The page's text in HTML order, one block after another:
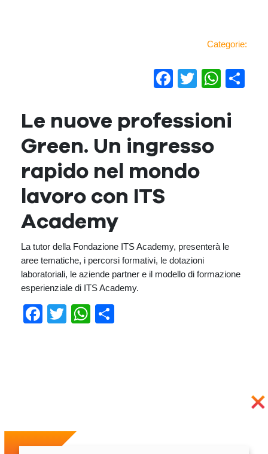
Categorie:
Facebook
Twitter
Le nuove professioni
Green. Un ingresso
rapido nel mondo
lavoro con ITS
Academy
La tutor della Fondazione ITS Academy, presenterà le
aree tematiche, i percorsi formativi, le dotazioni
laboratoriali, le aziende partner e il modello di formazione
esperienziale di ITS Academy.
Facebook
TwitterWhatsApp